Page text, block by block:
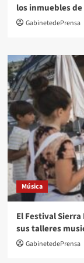
los inmuebles de
GabinetedePrensa
Música
El Festival
sus talleres
GabinetedePrensa